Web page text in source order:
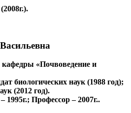
«Почвоведение и
биологических наук (1988 год);
(2012 год).
1995г.; Профессор – 2007г..